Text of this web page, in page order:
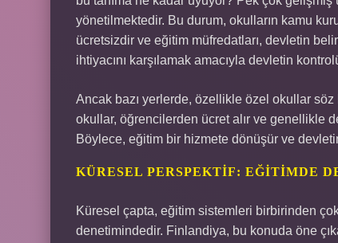
yönetilmektedir. Bu durum, okulların kamu
ücretsizdir ve eğitim müfredatları, devletin
ihtiyacını karşılamak amacıyla devletin
Ancak bazı yerlerde, özellikle özel okullar
okullar, öğrencilerden ücret alır ve genellikle
Böylece, eğitim bir hizmete dönüşür ve
KÜRESEL PERSPEKTIF: EĞITIMDE
Küresel çapta, eğitim sistemleri birbirinden
denetimindedir. Finlandiya, bu konuda öne